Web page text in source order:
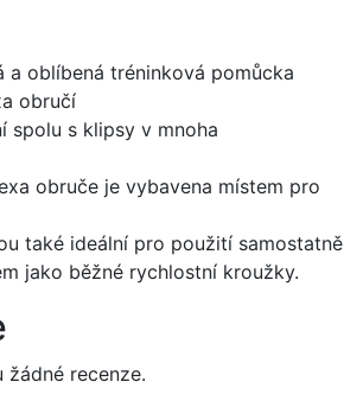
a oblíbená tréninková pomůcka
obručí
spolu s klipsy v mnoha
obruče je vybavena místem pro
také ideální pro použití samostatně
jako běžné rychlostní kroužky.
žádné recenze.